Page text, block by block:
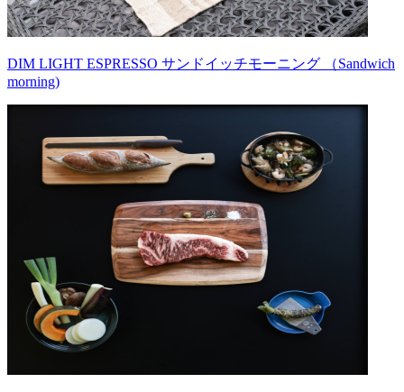
DIM LIGHT ESPRESSO サンドイッチモーニング （Sandwich
morning)